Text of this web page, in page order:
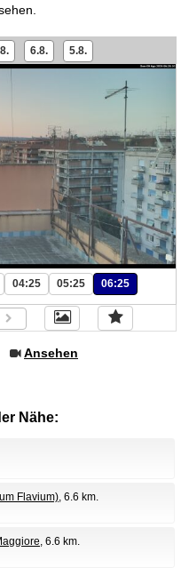
6.8. 5.8.
04:25 05:25 06:25
Ansehen
Nähe:
Flavium), 6.6 km.
, 6.6 km.